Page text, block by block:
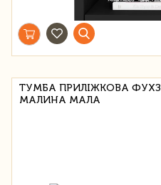
ТУМБА ПРИЛІЖКОВА
МАЛИНА МАЛА